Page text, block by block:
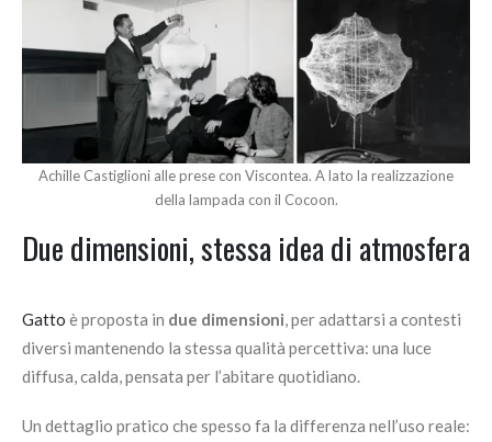
Achille Castiglioni alle prese con Viscontea. A lato la realizzazione
della lampada con il Cocoon.
Due dimensioni, stessa idea di atmosfera
Gatto è proposta in due dimensioni, per adattarsi a contesti
diversi mantenendo la stessa qualità percettiva: una luce
diffusa, calda, pensata per l’abitare quotidiano.
Un dettaglio pratico che spesso fa la differenza nell’uso reale: